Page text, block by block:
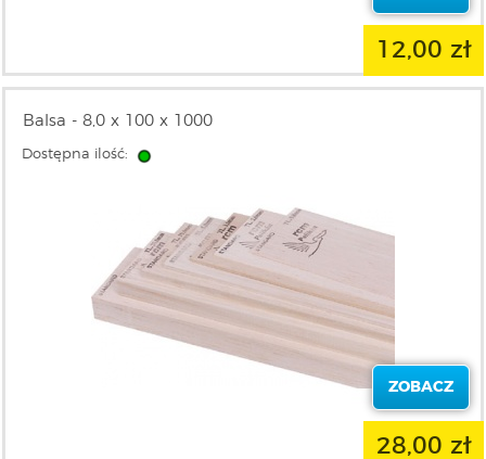
12,00 zł
Balsa - 8,0 x 100 x 1000
Dostępna ilość:
ZOBACZ
28,00 zł